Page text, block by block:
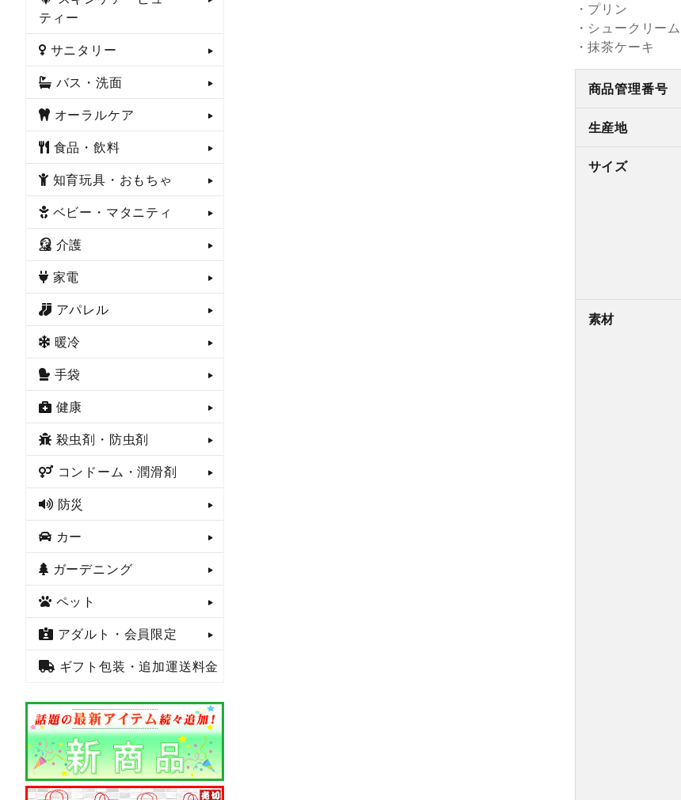
・プリン
・シュークリーム
・抹茶ケーキ
商品管理番号
生産地
サイズ
素材
ティー
サニタリー
バス・洗面
オーラルケア
食品・飲料
知育玩具・おもちゃ
ベビー・マタニティ
介護
家電
アパレル
暖冷
手袋
健康
殺虫剤・防虫剤
コンドーム・潤滑剤
防災
カー
ガーデニング
ペット
アダルト・会員限定
ギフト包装・追加運送料金